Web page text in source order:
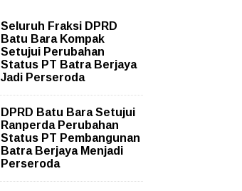
Seluruh Fraksi DPRD
Batu Bara Kompak
Setujui Perubahan
Status PT Batra Berjaya
Jadi Perseroda
DPRD Batu Bara Setujui
Ranperda Perubahan
Status PT Pembangunan
Batra Berjaya Menjadi
Perseroda